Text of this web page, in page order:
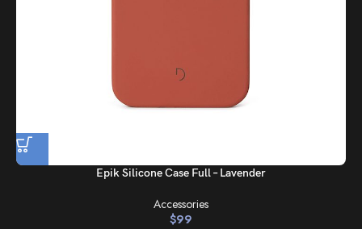
Epik Silicone Case Full – Lavender
Accessories
$99